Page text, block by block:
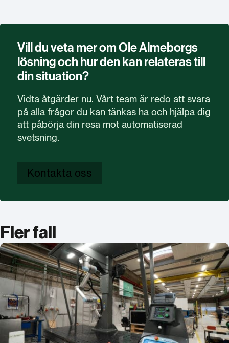
Vill du veta mer om Ole Almeborgs
lösning och hur den kan relateras till
din situation?
Vidta åtgärder nu. Vårt team är redo att svara
på alla frågor du kan tänkas ha och hjälpa dig
att påbörja din resa mot automatiserad
svetsning.
Kontakta oss
Fler fall